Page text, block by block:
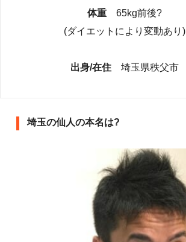
体重 65kg前後?
(ダイエットにより変動あり)
出身/在住 埼玉県秩父市
埼玉の仙人の本名は?